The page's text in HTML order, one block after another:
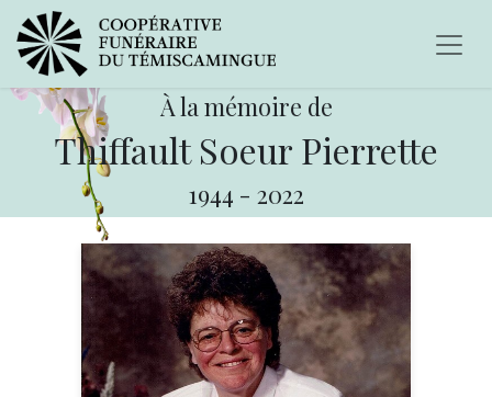
À la mémoire de
Thiffault Soeur Pierrette
1944 - 2022